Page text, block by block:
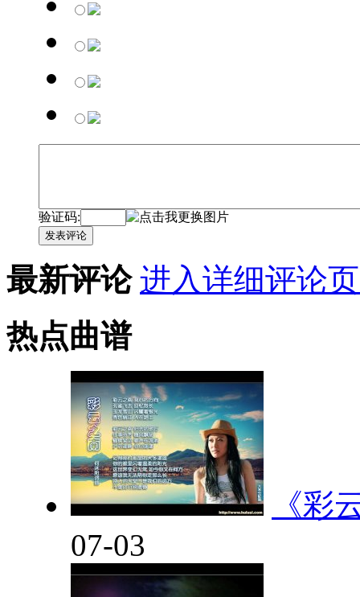
验证码:
发表评论
最新评论 进入详细评论
热点曲谱
《彩
07-03